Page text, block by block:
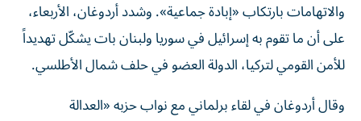
والاتهامات بارتكاب «إبادة جماعية».وشدد أردوغان، الأربعاء،
على أن ما تقوم به إسرائيل في سوريا ولبنان بات يشكّل تهديداً
للأمن القومي لتركيا، الدولة العضو في حلف شمال الأطلسي.
وقال أردوغان في لقاء برلماني مع نواب حزبه «العدالة